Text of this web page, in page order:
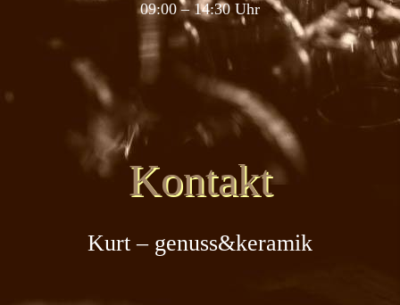
09:00 – 14:30 Uhr
Kontakt
Kurt – genuss&keramik